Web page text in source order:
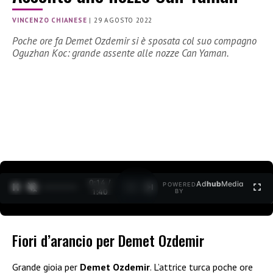
VINCENZO CHIANESE |29 AGOSTO 2022
Poche ore fa Demet Ozdemir si è sposata col suo compagno
Oguzhan Koc: grande assente alle nozze Can Yaman.
0:15 /
1:40
POWERED
BY
AdhubMedia
Fiori d’arancio per Demet Ozdemir
Grande gioia per Demet Ozdemir. L’attrice turca poche ore